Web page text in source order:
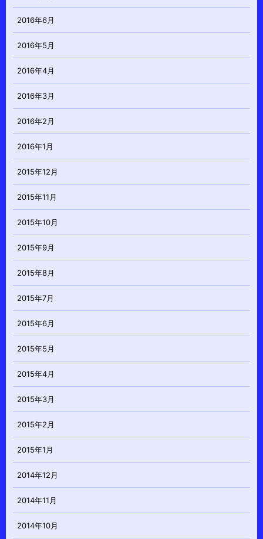
2016年6月
2016年5月
2016年4月
2016年3月
2016年2月
2016年1月
2015年12月
2015年11月
2015年10月
2015年9月
2015年8月
2015年7月
2015年6月
2015年5月
2015年4月
2015年3月
2015年2月
2015年1月
2014年12月
2014年11月
2014年10月